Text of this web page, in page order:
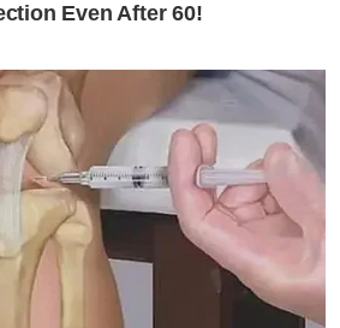
Even After 60!